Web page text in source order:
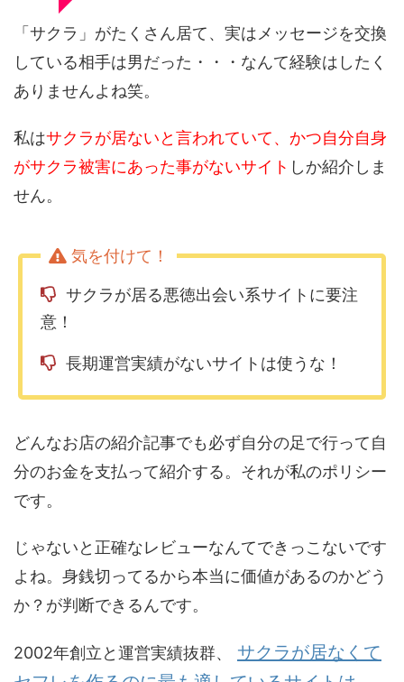
「サクラ」がたくさん居て、実はメッセージを交換
している相手は男だった・・・なんて経験はしたく
ありませんよね笑。
私はサクラが居ないと言われていて、かつ自分自身
がサクラ被害にあった事がないサイト しか紹介しま
せん。
サクラが居る悪徳出会い系サイトに要注
意！
長期運営実績がないサイトは使うな！
どんなお店の紹介記事でも必ず自分の足で行って自
分のお金を支払って紹介する。それが私のポリシー
です。
じゃないと正確なレビューなんてできっこないです
よね。身銭切ってるから本当に価値があるのかどう
か？が判断できるんです。
2002年創立と運営実績抜群、
サクラが居なくて